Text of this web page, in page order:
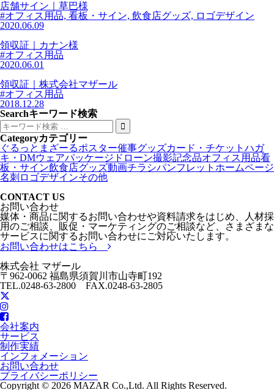
店舗サイン｜草巴様
#オフィス用品, 看板・サイン, 飲食店グッズ, ロゴデザイン
2020.06.09
領収証｜カナン様
#オフィス用品
2020.06.01
領収証｜株式会社マザール
#オフィス用品
2018.12.28
Searchキーワード検索
Categoryカテゴリー
ぐるっとまざーるポスター催事グッズカード・チケット ハガ
キ・DMウェアパッケージ ドローン撮影記念品オフィス用品看
板・サイン飲食店グッズ動画チラシパンフレット ホームページ
名刺 ロゴデザインその他
CONTACT US
お問い合わせ
媒体・商品に関するお問い合わせや資料請求をはじめ、人材採
用のご相談、販促・マーケティングのご相談など、さまざまな
サービスに関するお問い合わせにご対応いたします。
お問い合わせはこちら
株式会社 マザール
〒962-0062 福島県須賀川市山寺町192
TEL.0248-63-2800 FAX.0248-63-2805
会社案内
サービス
制作実績
インフォメーション
お問い合わせ
プライバシーポリシー
Copyright © 2026 MAZAR Co.,Ltd. All Rights Reserved.